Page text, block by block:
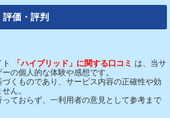
価・評判
「ハイブリッド」に関する口コミ は、当サ
の個人的な体験や感想です。
くものであり、サービス内容の正確性や効
ん。
ておらず、一利用者の意見として参考まで